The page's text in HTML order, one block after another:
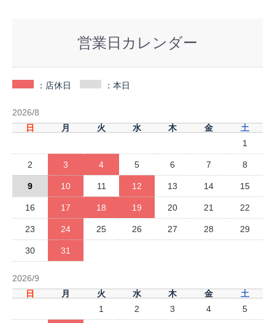
営業日カレンダー
：店休日 ：本日
2026/8
日
月 火 水 木 金
土
1
2 3 4 5 6 7 8
9 10 11 12 13 14 15
16 17 18 19 20 21 22
23 24 25 26 27 28 29
30 31
2026/9
日
月 火 水 木 金
土
1
2 3 4 5